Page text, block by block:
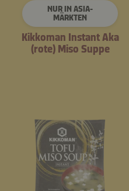
NUR IN ASIA-
MÄRKTEN
Kikkoman Instant Aka
(rote) Miso Suppe